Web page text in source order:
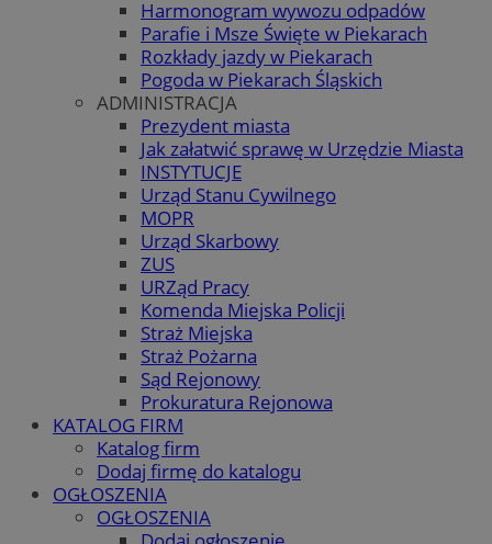
Harmonogram wywozu odpadów
Parafie i Msze Święte w Piekarach
Rozkłady jazdy w Piekarach
Pogoda w Piekarach Śląskich
ADMINISTRACJA
Prezydent miasta
Jak załatwić sprawę w Urzędzie Miasta
INSTYTUCJE
Urząd Stanu Cywilnego
MOPR
Urząd Skarbowy
ZUS
URZąd Pracy
Komenda Miejska Policji
Straż Miejska
Straż Pożarna
Sąd Rejonowy
Prokuratura Rejonowa
KATALOG FIRM
Katalog firm
Dodaj firmę do katalogu
OGŁOSZENIA
OGŁOSZENIA